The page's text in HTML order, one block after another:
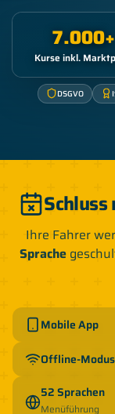
7.000+
Kurse inkl.
DSGVO
Ihre Fahrer
Sprache
Mobile App
Offline-Modus
52 Sprachen
Menüführung